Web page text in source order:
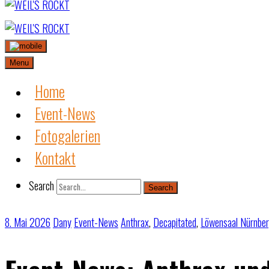
Skip
to
content
Menu
Home
Event-News
Fotogalerien
Kontakt
Search Search
8. Mai 2026 DanyEvent-NewsAnthrax, Decapitated, Löwensaal